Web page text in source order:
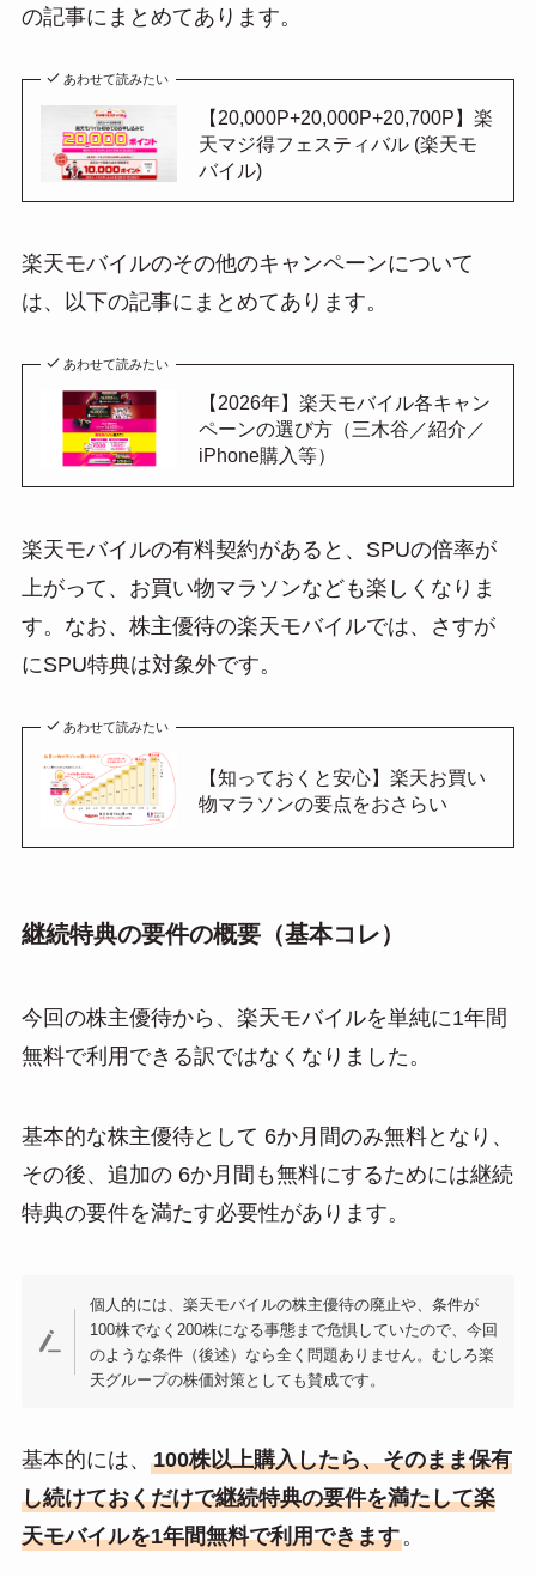
の記事にまとめてあります。
あわせて読みたい
【20,000P+20,000P+20,700P】楽
天マジ得フェスティバル (楽天モ
バイル)
楽天モバイルのその他のキャンペーンについて
は、以下の記事にまとめてあります。
あわせて読みたい
【2026年】楽天モバイル各キャン
ペーンの選び方（三木谷／紹介／
iPhone購入等）
楽天モバイルの有料契約があると、SPUの倍率が
上がって、お買い物マラソンなども楽しくなりま
す。なお、株主優待の楽天モバイルでは、さすが
にSPU特典は対象外です。
あわせて読みたい
【知っておくと安心】楽天お買い
物マラソンの要点をおさらい
継続特典の要件の概要（基本コレ）
今回の株主優待から、楽天モバイルを単純に1年間
無料で利用できる訳ではなくなりました。
基本的な株主優待として 6か月間のみ無料となり、
その後、追加の 6か月間も無料にするためには継続
特典の要件を満たす必要性があります。
個人的には、楽天モバイルの株主優待の廃止や、条件が
100株でなく200株になる事態まで危惧していたので、今回
のような条件（後述）なら全く問題ありません。むしろ楽
天グループの株価対策としても賛成です。
基本的には、 100株以上購入したら、そのまま保有
し続けておくだけで継続特典の要件を満たして楽
天モバイルを1年間無料で利用できます。